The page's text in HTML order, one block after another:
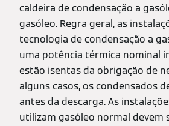
caldeira de condensação a
gasóleo. Regra geral, as
tecnologia de condensação a
uma potência térmica nominal
estão isentas da obrigação de
alguns casos, os condensados
antes da descarga. As
utilizam gasóleo normal devem